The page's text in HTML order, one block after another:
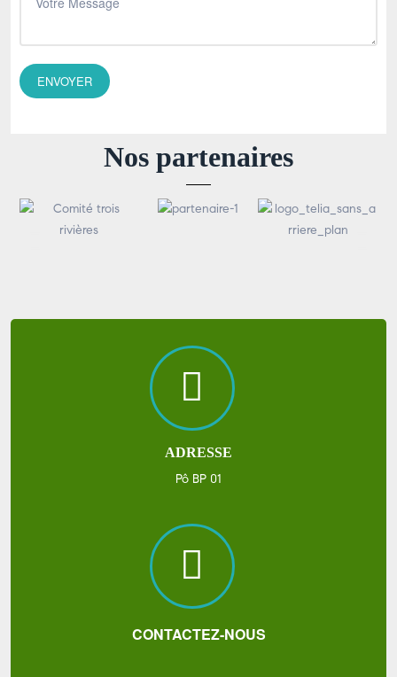
Nos partenaires
ADRESSE
Pô BP 01
CONTACTEZ-NOUS